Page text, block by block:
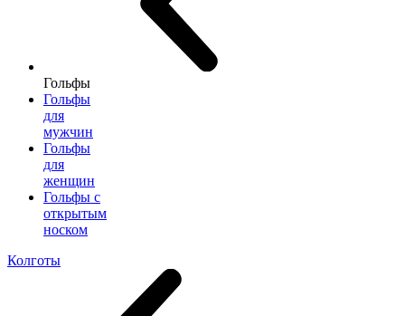
Гольфы
Гольфы
для
мужчин
Гольфы
для
женщин
Гольфы с
открытым
носком
Колготы